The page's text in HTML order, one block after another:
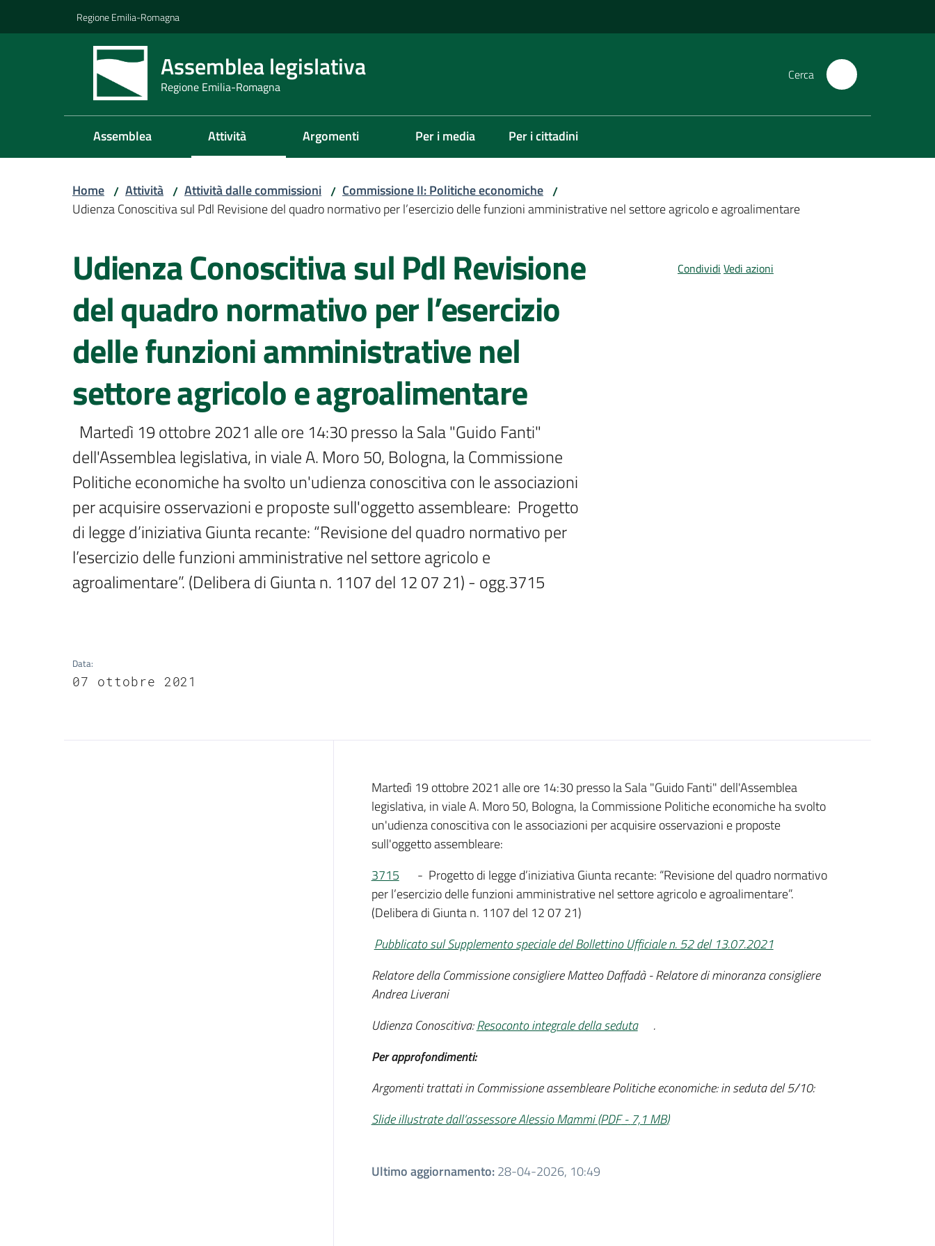
Regione Emilia-Romagna
Assemblea legislativa
Regione Emilia-Romagna
Cerca
Assemblea Attività Argomenti Per i media Per i cittadini
Home / Attività / Attività dalle commissioni / Commissione II: Politiche economiche /
Udienza Conoscitiva sul Pdl Revisione del quadro normativo per l’esercizio delle funzioni amministrative nel settore agricolo e agroalimentare
Udienza Conoscitiva sul Pdl Revisione
del quadro normativo per l’esercizio
delle funzioni amministrative nel
settore agricolo e agroalimentare
dell'Assemblea legislativa, in viale A. Moro 50, Bologna, la Commissione
Politiche economiche ha svolto un'udienza conoscitiva con le associazioni
per acquisire osservazioni e proposte sull'oggetto assembleare:  Progetto
di legge d’iniziativa Giunta recante: “Revisione del quadro normativo per
l’esercizio delle funzioni amministrative nel settore agricolo e
agroalimentare”. (Delibera di Giunta n. 1107 del 12 07 21) - ogg.3715
Data:
07 ottobre 2021
Condividi Vedi azioni
Introduzione
Martedì 19 ottobre 2021 alle ore 14:30 presso la Sala "Guido Fanti" dell'Assemblea
legislativa, in viale A. Moro 50, Bologna, la Commissione Politiche economiche ha svolto
un'udienza conoscitiva con le associazioni per acquisire osservazioni e proposte
sull'oggetto assembleare:
3715
- Progetto di legge d’iniziativa Giunta recante: “Revisione del quadro normativo
per l’esercizio delle funzioni amministrative nel settore agricolo e agroalimentare”.
(Delibera di Giunta n. 1107 del 12 07 21)
Pubblicato sul Supplemento speciale del Bollettino Ufficiale n. 52 del 13.07.2021
Relatore della Commissione consigliere Matteo Daffadà - Relatore di minoranza consigliere
Andrea Liverani
Udienza Conoscitiva:Resoconto integrale della seduta
.
Per approfondimenti:
Argomenti trattati in Commissione assembleare Politiche economiche: in seduta del 5/10:
Slide illustrate dall’assessore Alessio Mammi(PDF- 7,1 MB)
Ultimo aggiornamento:28-04-2026, 10:49